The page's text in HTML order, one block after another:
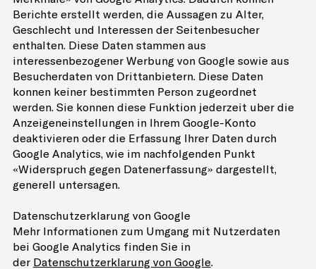
Berichte erstellt werden, die Aussagen zu Alter,
Geschlecht und Interessen der Seitenbesucher
enthalten. Diese Daten stammen aus
interessenbezogener Werbung von Google sowie aus
Besucherdaten von Drittanbietern. Diese Daten
können keiner bestimmten Person zugeordnet
werden. Sie können diese Funktion jederzeit über die
Anzeigeneinstellungen in Ihrem Google-Konto
deaktivieren oder die Erfassung Ihrer Daten durch
Google Analytics, wie im nachfolgenden Punkt
«Widerspruch gegen Datenerfassung» dargestellt,
generell untersagen.
Datenschutzerklärung von Google
Mehr Informationen zum Umgang mit Nutzerdaten
bei Google Analytics finden Sie in
der Datenschutzerklärung von Google.